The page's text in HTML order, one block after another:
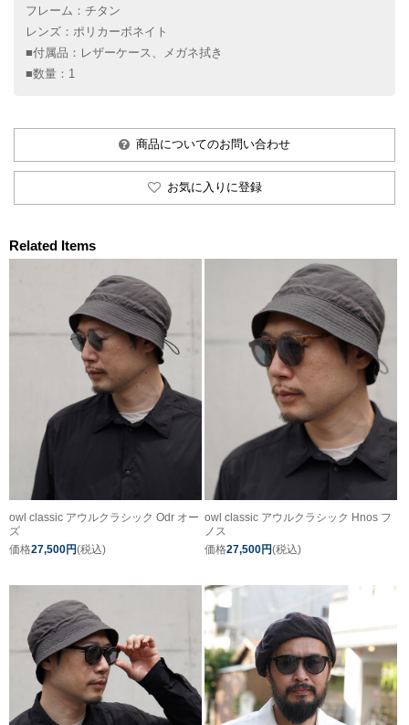
フレーム：チタン
レンズ：ポリカーボネイト
■付属品：レザーケース、メガネ拭き
■数量：1
商品についてのお問い合わせ
お気に入りに登録
Related Items
owl classic アウルクラシック Odr オー
ズ
価格27,500円(税込)
owl classic アウルクラシック Hnos フ
ノス
価格27,500円(税込)